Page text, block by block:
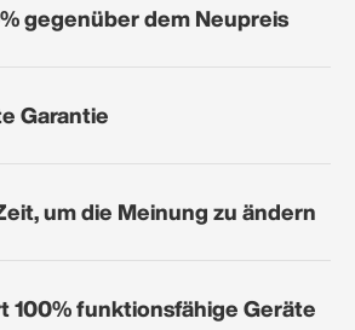
gegenüber dem Neupreis
Garantie
um die Meinung zu ändern
100% funktionsfähige Geräte